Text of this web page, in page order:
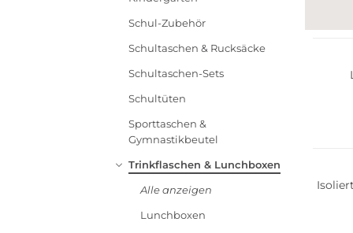
Schul-Zubehör
Schultaschen & Rucksäcke
Schultaschen-Sets
Schultüten
Sporttaschen &
Gymnastikbeutel
Trinkflaschen & Lunchboxen
Alle anzeigen
Lunchboxen